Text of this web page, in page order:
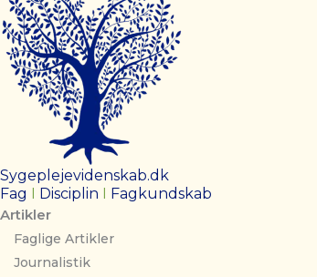
Sygeplejevidenskab.dk
Fag I Disciplin I Fagkundskab
Artikler
Faglige Artikler
Journalistik